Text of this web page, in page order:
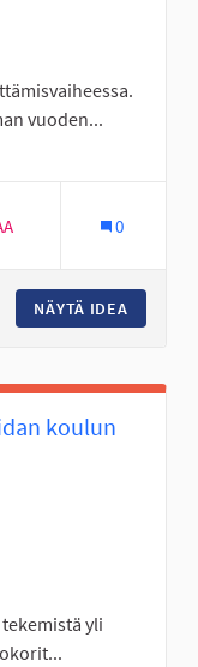
vuoden...
Seinäjoki
0
NÄYTÄ IDEA
koulun
yli